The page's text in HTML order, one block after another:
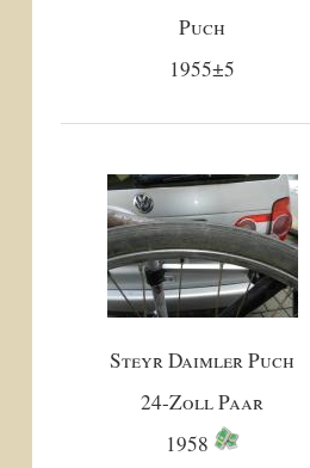
Puch
1955±5
Steyr Daimler Puch
24-Zoll Paar
1958